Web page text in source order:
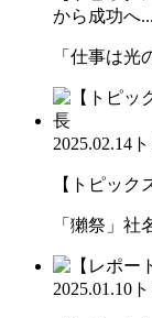
から成功へ...
「仕事は
2025.02.14
【トピッ
「獺祭」社
2025.01.10